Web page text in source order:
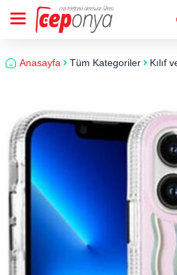
Anasayfa Tüm Kategoriler Kılıf